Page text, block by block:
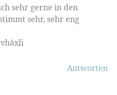
sehr gerne in den
sehr, sehr eng
Antworten